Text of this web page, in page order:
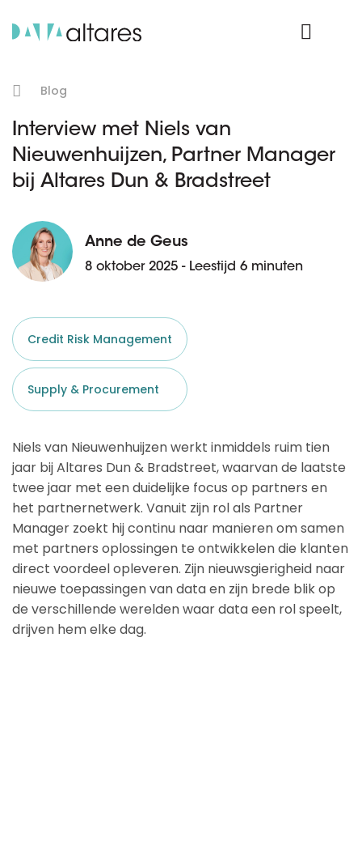
Blog
Interview met Niels van
Nieuwenhuijzen, Partner Manager
bij Altares Dun & Bradstreet
Anne de Geus
8 oktober 2025 - Leestijd 6 minuten
Credit Risk Management
Supply & Procurement
Niels van Nieuwenhuijzen werkt inmiddels ruim tien
jaar bij Altares Dun & Bradstreet, waarvan de laatste
twee jaar met een duidelijke focus op partners en
het partnernetwerk. Vanuit zijn rol als Partner
Manager zoekt hij continu naar manieren om samen
met partners oplossingen te ontwikkelen die klanten
direct voordeel opleveren. Zijn nieuwsgierigheid naar
nieuwe toepassingen van data en zijn brede blik op
de verschillende werelden waar data een rol speelt,
drijven hem elke dag.